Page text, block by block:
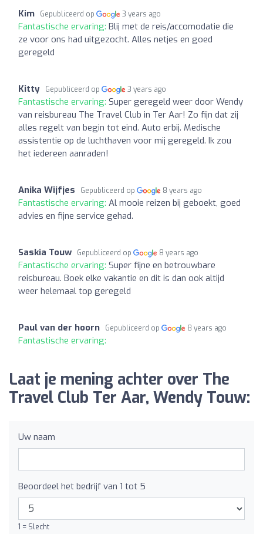
Kim Gepubliceerd op 3 years ago
Fantastische ervaring: Blij met de reis/accomodatie die
ze voor ons had uitgezocht. Alles netjes en goed
geregeld
Kitty Gepubliceerd op 3 years ago
Fantastische ervaring: Super geregeld weer door Wendy
van reisbureau The Travel Club in Ter Aar! Zo fijn dat zij
alles regelt van begin tot eind. Auto erbij. Medische
assistentie op de luchthaven voor mij geregeld. Ik zou
het iedereen aanraden!
Anika Wijfjes Gepubliceerd op 8 years ago
Fantastische ervaring: Al mooie reizen bij geboekt, goed
advies en fijne service gehad.
Saskia Touw Gepubliceerd op 8 years ago
Fantastische ervaring: Super fijne en betrouwbare
reisbureau. Boek elke vakantie en dit is dan ook altijd
weer helemaal top geregeld
Paul van der hoorn Gepubliceerd op 8 years ago
Fantastische ervaring:
Laat je mening achter over The
Travel Club Ter Aar, Wendy Touw:
Uw naam
Beoordeel het bedrijf van 1 tot 5
1 = Slecht